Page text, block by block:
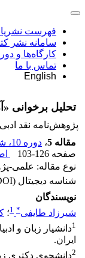
فهرست
سامانه نشر
کارگاه‌ها و
تماس با ما
English
تحلیل برخوانی
پژوهش‌نامه نقد
مقاله 5
، دوره 10، شماره 2 - شماره پیاپی 22
صفحه 103-126
نوع مقاله: علمی-
شناسه دیجیتال (DOI):
نویسندگان
شیرزاد طایفی*
1؛
1دانشیار زبان و
ایران.
2دانشجوی دکتری